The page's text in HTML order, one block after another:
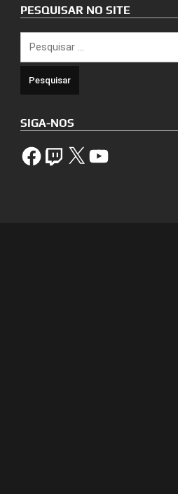
PESQUISAR NO SITE
por:
SIGA-NOS
FacebookTwitch X YouTube